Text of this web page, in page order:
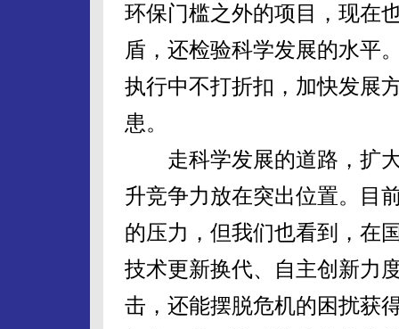
环保门槛之外的项目，现在
盾，还检验科学发展的水平
执行中不打折扣，加快发展
患。
走科学发展的道路，扩大
升竞争力放在突出位置。目
的压力，但我们也看到，在
技术更新换代、自主创新力
击，还能摆脱危机的困扰获